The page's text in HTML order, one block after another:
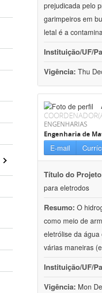
prejudicada pelo
garimpeiros em
letal é a
Instituição/UF/
Vigência: Thu
ENGENHARIAS
Engenharia de
E-mail
Título do
para eletrodos
Resumo: O
como meio de
eletrólise da
várias maneiras
Instituição/UF/
Vigência: Mon